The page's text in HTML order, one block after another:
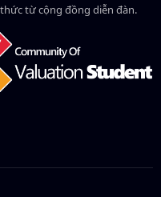
từ cộng đồng diễn đàn.